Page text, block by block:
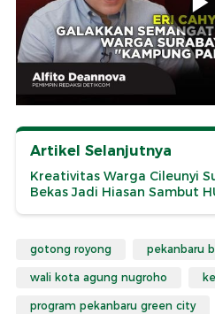
Artikel Selanjutnya
Kreativitas Warga Cileunyi
Bekas Jadi Hiasan Sambut
gotong royong pekanbaru
wali kota agung nugroho
program pekanbaru green city